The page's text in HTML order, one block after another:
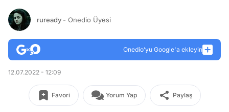
ruready - Onedio Üyesi
Onedio’yu Google'a ekleyin
12.07.2022 - 12:09
Favori Yorum Yap Paylaş